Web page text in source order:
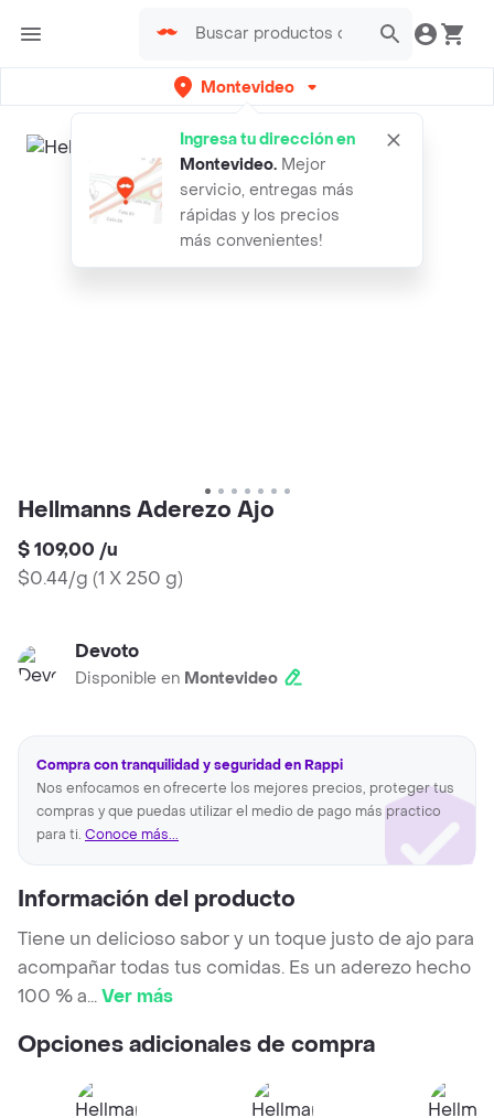
Montevideo
Ingresa tu dirección en
Montevideo. Mejor
servicio, entregas más
rápidas y los precios
más convenientes!
Hellmanns Aderezo Ajo
$ 109,00 /u
$0.44/g (1 X 250 g)
Devoto
Disponible en Montevideo
Compra con tranquilidad y seguridad en Rappi
Nos enfocamos en ofrecerte los mejores precios, proteger tus
compras y que puedas utilizar el medio de pago más practico
para ti. Conoce más...
Información del producto
Tiene un delicioso sabor y un toque justo de ajo para
acompañar todas tus comidas. Es un aderezo hecho
100 % a...Ver más
Opciones adicionales de compra